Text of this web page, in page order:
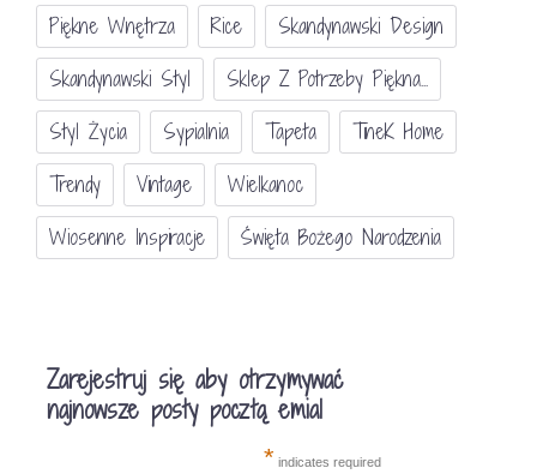
Piękne Wnętrza
Rice
Skandynawski Design
Skandynawski Styl
Sklep Z Potrzeby Piękna...
Styl Życia
Sypialnia Tapeta
TineK Home
Trendy
Vintage
Wielkanoc
Wiosenne Inspiracje
Święta Bożego Narodzenia
Zarejestruj się aby otrzymywać
najnowsze posty pocztą emial
* indicates required